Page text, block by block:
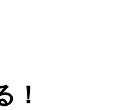
！